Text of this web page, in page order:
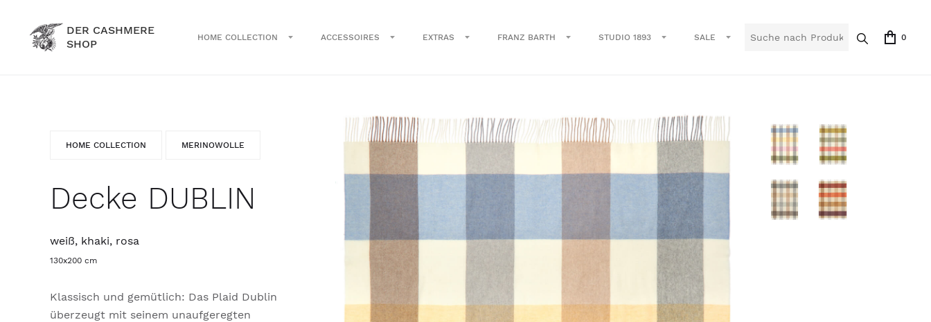
DER CASHMERE
SHOP
HOME COLLECTION ACCESSOIRES EXTRAS FRANZ BARTH STUDIO 1893 SALE 0
HOME COLLECTION MERINOWOLLE
Decke DUBLIN
weiß, khaki, rosa
130x200 cm
Klassisch und gemütlich: Das Plaid Dublin
überzeugt mit seinem unaufgeregten